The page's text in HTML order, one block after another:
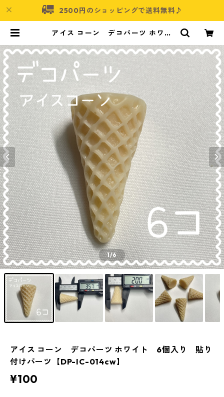
2500円のショッピングで送料無料♪
アイス コーン デコパーツ ホワイ
-IC-014cw】 | アクセサリーパーツ
ショップ・可愛いハンドメイドパー
ツ通販 | ネムネコ
1/6
アイス コーン デコパーツ ホワイト 6個入り 貼り
付けパーツ【DP-IC-014cw】
¥100